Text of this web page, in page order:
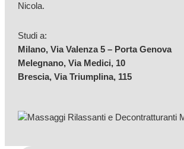
Nicola.
Studi a:
Milano, Via Valenza 5 – Porta Genova
Melegnano, Via Medici, 10
Brescia, Via Triumplina, 115